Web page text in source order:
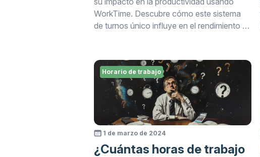
WorkTime. Descubre cómo este sistema
de turnos único influye en el rendimiento de
con insights de monitoreo y análisis
avanzados proporcionados por WorkTime.
1 de marzo de 2024
¿Cuántas horas de trabajo
Horario de trabajo